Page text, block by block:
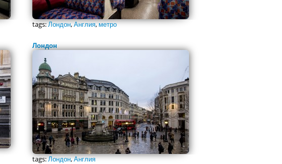
tags:Лондон,Англия,метро
Лондон
tags:Лондон,Англия